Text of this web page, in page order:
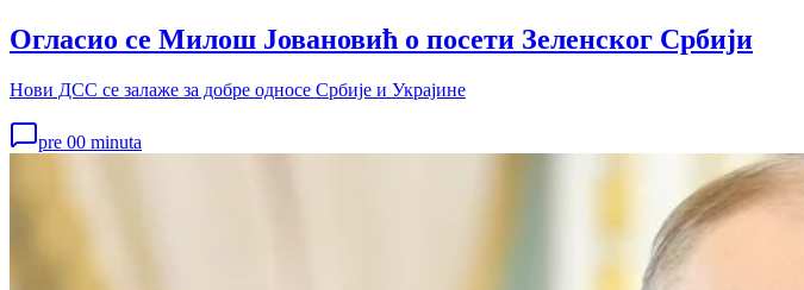
Огласио се Милош Јовановић о посети Зеленског Србији
Нови ДСС се залаже за добре односе Србије и Украјине
pre 00 minuta